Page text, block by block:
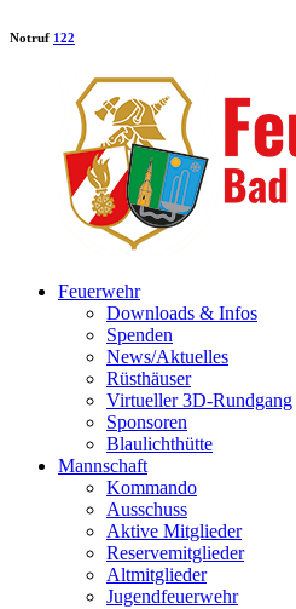
Notruf 122
Feuerwehr
Downloads & Infos
Spenden
News/Aktuelles
Rüsthäuser
Virtueller 3D-Rundgang
Sponsoren
Blaulichthütte
Mannschaft
Kommando
Ausschuss
Aktive Mitglieder
Reservemitglieder
Altmitglieder
Jugendfeuerwehr